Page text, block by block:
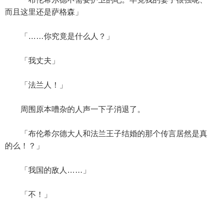
而且这里还是萨格森」
「……你究竟是什么人？」
「我丈夫」
「法兰人！」
周围原本嘈杂的人声一下子消退了。
「布伦希尔德大人和法兰王子结婚的那个传言居然是真
的么！？」
「我国的敌人……」
「不！」